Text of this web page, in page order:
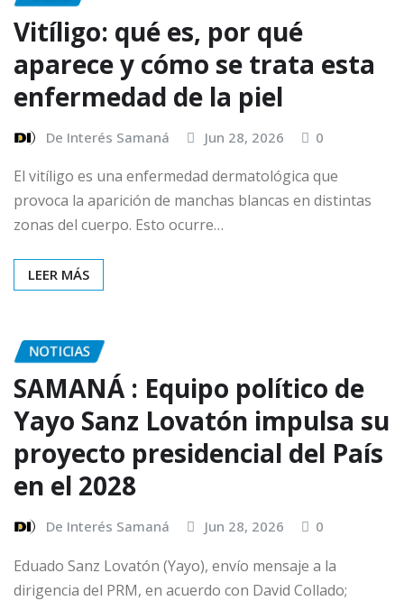
Vitíligo: qué es, por qué
aparece y cómo se trata esta
enfermedad de la piel
De Interés Samaná Jun 28, 2026 0
El vitíligo es una enfermedad dermatológica que
provoca la aparición de manchas blancas en distintas
zonas del cuerpo. Esto ocurre…
LEER MÁS
NOTICIAS
SAMANÁ : Equipo político de
Yayo Sanz Lovatón impulsa su
proyecto presidencial del País
en el 2028
De Interés Samaná Jun 28, 2026 0
Eduado Sanz Lovatón (Yayo), envío mensaje a la
dirigencia del PRM, en acuerdo con David Collado;